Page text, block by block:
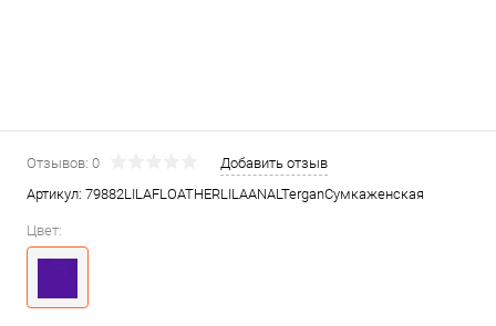
Отзывов: 0
Добавить отзыв
Артикул: 79882LILAFLOATHERLILAANALTerganСумкаженская
Цвет: